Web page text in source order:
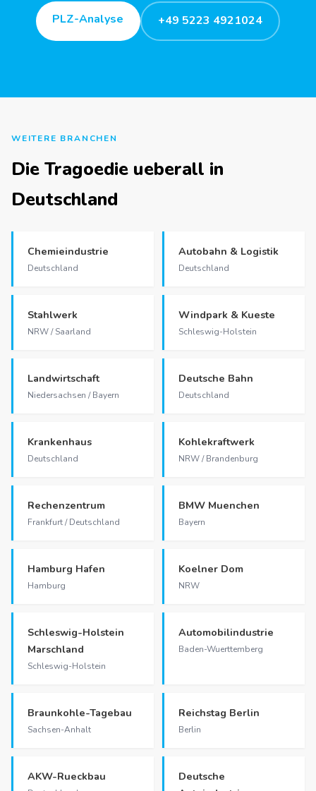
PLZ-Analyse +49 5223 4921024
WEITERE BRANCHEN
Die Tragoedie ueberall in
Deutschland
Chemieindustrie
Deutschland
Autobahn & Logistik
Deutschland
Stahlwerk
NRW / Saarland
Windpark & Kueste
Schleswig-Holstein
Landwirtschaft
Niedersachsen / Bayern
Deutsche Bahn
Deutschland
Krankenhaus
Deutschland
Kohlekraftwerk
NRW / Brandenburg
Rechenzentrum
Frankfurt / Deutschland
BMW Muenchen
Bayern
Hamburg Hafen
Hamburg
Koelner Dom
NRW
Schleswig-Holstein
Marschland
Schleswig-Holstein
Automobilindustrie
Baden-Wuerttemberg
Braunkohle-Tagebau
Sachsen-Anhalt
Reichstag Berlin
Berlin
AKW-Rueckbau
Deutsche